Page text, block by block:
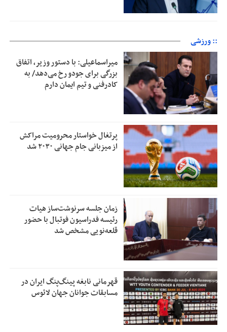
:: ورزشی
میراسماعیلی: با دستور وزیر، اتفاق
بزرگی برای جودو رخ می‌دهد/ به
کادرفنی و تیم ایمان دارم
پرتغال خواستار محرومیت مراکش
از میزبانی جام جهانی ۲۰۳۰ شد
زمان جلسه سرنوشت‌ساز هیات
رئیسه فدراسیون فوتبال با حضور
قلعه‌نویی مشخص شد
قهرمانی نابغه پینگ‌پنگ ایران در
مسابقات جوانان جهان لائوس